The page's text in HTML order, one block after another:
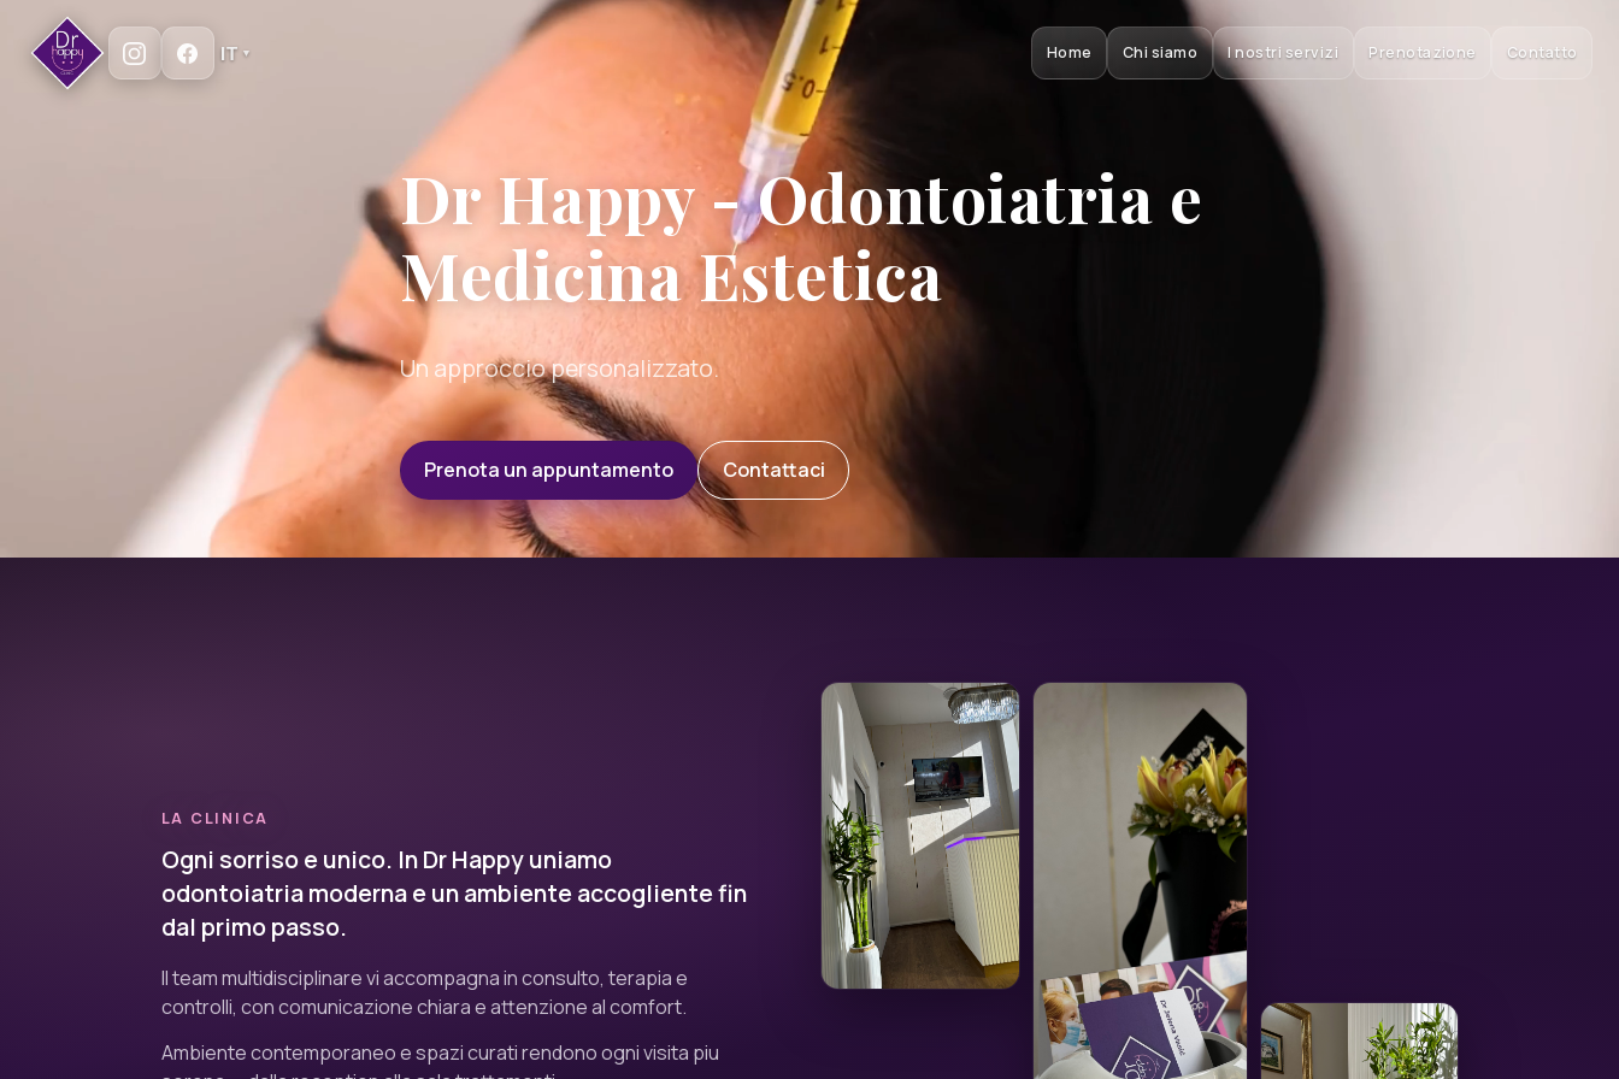
IT ▼ Home Chi siamo I nostri servizi Prenotazione Contatto
Dr Happy - Odontoiatria e
Medicina Estetica
Un approccio personalizzato.
Prenota un appuntamento Contattaci
LA CLINICA
Ogni sorriso e unico. In Dr Happy uniamo
odontoiatria moderna e un ambiente accogliente fin
dal primo passo.
Il team multidisciplinare vi accompagna in consulto, terapia e
controlli, con comunicazione chiara e attenzione al comfort.
Ambiente contemporaneo e spazi curati rendono ogni visita piu